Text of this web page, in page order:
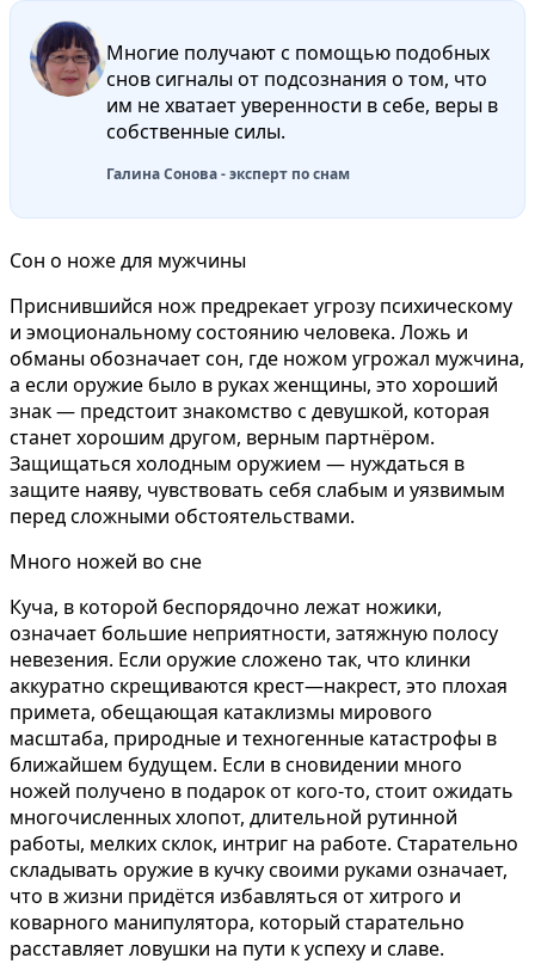
Многие получают с помощью подобных
снов сигналы от подсознания о том, что
им не хватает уверенности в себе, веры в
собственные силы.
Галина Сонова - эксперт по снам
Сон о ноже для мужчины
Приснившийся нож предрекает угрозу психическому
и эмоциональному состоянию человека. Ложь и
обманы обозначает сон, где ножом угрожал мужчина,
а если оружие было в руках женщины, это хороший
знак — предстоит знакомство с девушкой, которая
станет хорошим другом, верным партнёром.
Защищаться холодным оружием — нуждаться в
защите наяву, чувствовать себя слабым и уязвимым
перед сложными обстоятельствами.
Много ножей во сне
Куча, в которой беспорядочно лежат ножики,
означает большие неприятности, затяжную полосу
невезения. Если оружие сложено так, что клинки
аккуратно скрещиваются крест—накрест, это плохая
примета, обещающая катаклизмы мирового
масштаба, природные и техногенные катастрофы в
ближайшем будущем. Если в сновидении много
ножей получено в подарок от кого-то, стоит ожидать
многочисленных хлопот, длительной рутинной
работы, мелких склок, интриг на работе. Старательно
складывать оружие в кучку своими руками означает,
что в жизни придётся избавляться от хитрого и
коварного манипулятора, который старательно
расставляет ловушки на пути к успеху и славе.